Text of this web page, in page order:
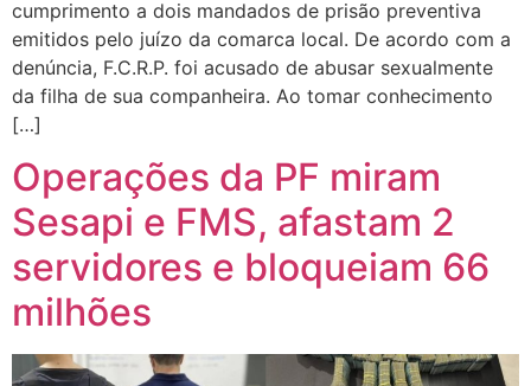
cumprimento a dois mandados de prisão preventiva
emitidos pelo juízo da comarca local. De acordo com a
denúncia, F.C.R.P. foi acusado de abusar sexualmente
da filha de sua companheira. Ao tomar conhecimento
[…]
Operações da PF miram
Sesapi e FMS, afastam 2
servidores e bloqueiam 66
milhões